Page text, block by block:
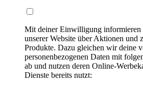
Mit deiner Einwilligung informieren
unserer Website über Aktionen und
Produkte. Dazu gleichen wir deine
personenbezogenen Daten mit
ab und nutzen deren Online-
Dienste bereits nutzt: